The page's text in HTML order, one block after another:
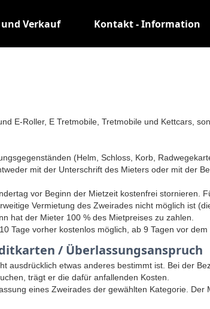
Verkauf Kontakt - Information
E-Roller, E Tretmobile, Tretmobile und Kettcars,
(Helm, Schloss, Korb,
mit der Unterschrift des Mieters oder mit der
vor Beginn der Mietzeit kostenfrei stornieren.
Vermietung des Zweirades nicht möglich ist
hat der Mieter 100 % des Mietpreises zu zahlen.
Tage vorher kostenlos möglich, ab 9 Tagen vor
/ Überlassungsanspruch
ausdrücklich etwas anderes bestimmt ist. Bei der
trägt er die dafür anfallenden Kosten.
eines Zweirades der gewählten Kategorie.